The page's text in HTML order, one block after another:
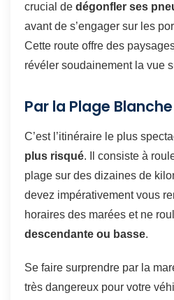
crucial de dégonfler ses
avant de s’engager sur les
Cette route offre des
révéler soudainement la vue
Par la Plage
C’est l’itinéraire le plus
plus risqué. Il consiste à
plage sur des dizaines de
devez impérativement vous
horaires des marées et ne
descendante ou basse.
Se faire surprendre par la
très dangereux pour votre